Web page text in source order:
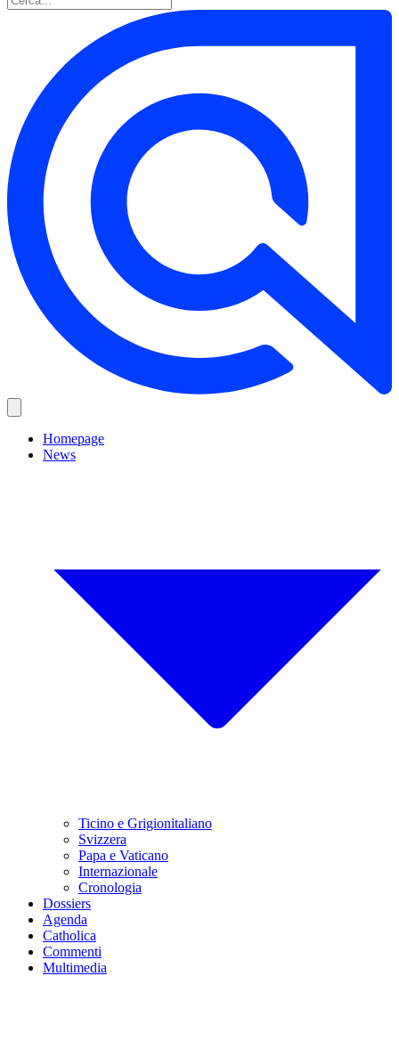
Homepage
News
Ticino e Grigionitaliano
Svizzera
Papa e Vaticano
Internazionale
Cronologia
Dossiers
Agenda
Catholica
Commenti
Multimedia